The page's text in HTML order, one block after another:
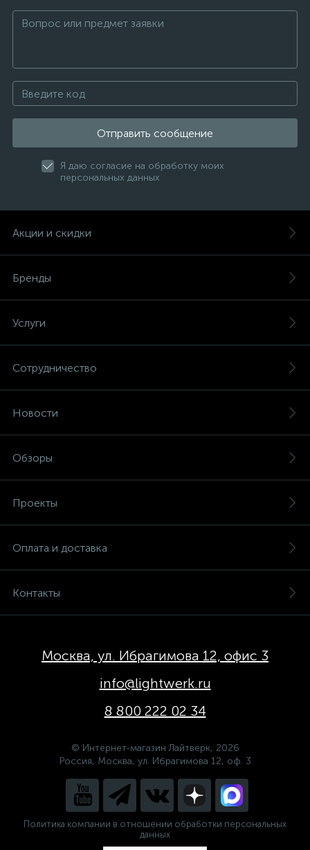
Отправить сообщение
Я даю согласие на обработку моих
персональных данных
Акции и скидки
Бренды
Услуги
Сотрудничество
Новости
Обзоры
Проекты
Оплата и доставка
Контакты
Москва, ул. Ибрагимова 12, офис 3
info@lightwerk.ru
8 800 222 02 34
© Интернет-магазин Лайтверк, 2026
Россия, Москва, ул. Ибрагимова 12, оф. 3
Политика компании в отношении обработки персональных
данных